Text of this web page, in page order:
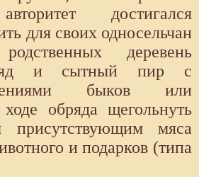
достигался
для своих односельчан
деревень
и сытный пир с
быков или
обряда щегольнуть
присутствующим мяса
и подарков (типа